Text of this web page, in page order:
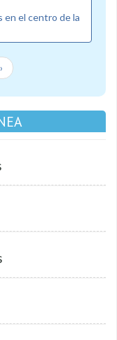
en el centro de la